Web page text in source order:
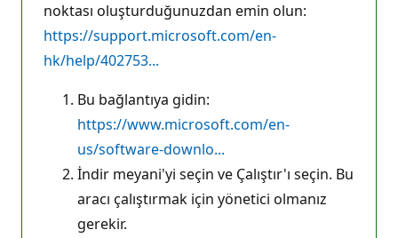
noktası oluşturduğunuzdan emin olun:
https://support.microsoft.com/en-
hk/help/402753...
Bu bağlantıya gidin:
https://www.microsoft.com/en-
us/software-downlo...
İndir meyani'yi seçin ve Çalıştır'ı seçin. Bu
aracı çalıştırmak için yönetici olmanız
gerekir.